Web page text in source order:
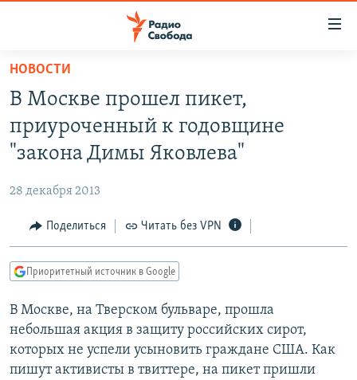
упрощенного
доступа
основному
Вернутся
Вернутся
поиску
АВТОРСКИЕ ПРОЕКТЫ
МНЕНИЯ
КУЛЬТУРА
КАВКАЗ.РЕАЛИИ
СЕВЕР.РЕАЛИИ
СИБИРЬ.РЕАЛИИ
РАСПИСАНИЕ ВЕЩАНИЯ
НОВОСТИ
В Москве прошел пикет,
приуроченный к годовщине
"закона Димы Яковлева"
28 декабря 2013
Поделиться Читать без VPN
Приоритетный источник в Google
В Москве, на Тверском бульваре, прошла
небольшая акция в защиту российских сирот,
которых не успели усыновить граждане США. Как
пишут активисты в твиттере, на пикет пришли